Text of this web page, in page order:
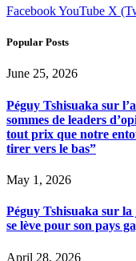
FacebookYouTube X
Popular Posts
June 25, 2026
Péguy Tshisuaka sur
sommes de leaders
tout prix que notre
tirer vers le bas”
May 1, 2026
Péguy Tshisuaka sur la
se lève pour son pays
April 28, 2026